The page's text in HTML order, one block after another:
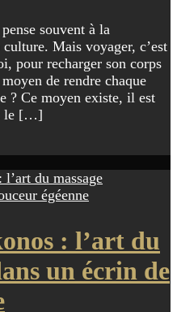
souvent à la
Mais voyager, c’est
pour recharger son corps
de rendre chaque
? Ce moyen existe, il est
: le […]
: l’art du
un écrin de